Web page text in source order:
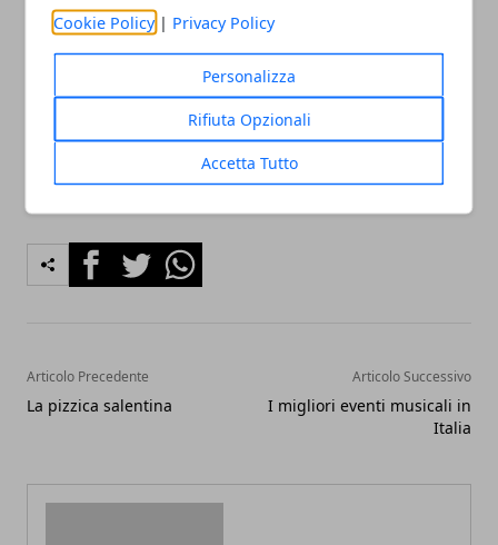
Cookie Policy | Privacy Policy
Personalizza
Rifiuta Opzionali
Accetta Tutto
miglior festival di musica del Medio Oriente e, pur
essendo della durata di soli due giorni, al
RedFestDXB si sono esibiti in passato artisti come
Iggy Azalea e i The Lumineers.
FacebookTwitterWhatsapp
Articolo Precedente
La pizzica salentina
Articolo Successivo
I migliori eventi musicali in
Italia